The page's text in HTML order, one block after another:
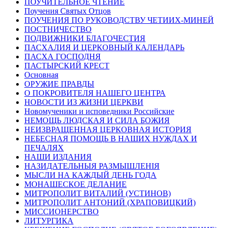
ПОУЧИТЕЛЬНОЕ ЧТЕНИЕ
Поучения Святых Отцов
ПОУЧЕНИЯ ПО РУКОВОДСТВУ ЧЕТИИХ-МИНЕЙ
ПОСТНИЧЕСТВО
ПОДВИЖНИКИ БЛАГОЧЕСТИЯ
ПАСХАЛИЯ И ЦЕРКОВНЫЙ КАЛЕНДАРЬ
ПАСХА ГОСПОДНЯ
ПАСТЫРСКИЙ КРЕСТ
Основная
ОРУЖИЕ ПРАВДЫ
О ПОКРОВИТЕЛЯ НАШЕГО ЦЕНТРА
НОВОСТИ ИЗ ЖИЗНИ ЦЕРКВИ
Новомученики и исповедники Российские
НЕМОЩЬ ЛЮДСКАЯ И СИЛА БОЖИЯ
НЕИЗВРАЩЕННАЯ ЦЕРКОВНАЯ ИСТОРИЯ
НЕБЕСНАЯ ПОМОЩЬ В НАШИХ НУЖДАХ И
ПЕЧАЛЯХ
НАШИ ИЗДАНИЯ
НАЗИДАТЕЛЬНЫЯ РАЗМЫШЛЕНІЯ
МЫСЛИ НА КАЖДЫЙ ДЕНЬ ГОДА
МОНАШЕСКОЕ ДЕЛАНИЕ
МИТРОПОЛИТ ВИТАЛИЙ (УСТИНОВ)
МИТРОПОЛИТ АНТОНИЙ (ХРАПОВИЦКИЙ)
МИССИОНЕРСТВО
ЛИТУРГИКА